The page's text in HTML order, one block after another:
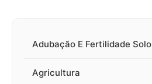
Adubação E Fertilidade Solo
Agricultura